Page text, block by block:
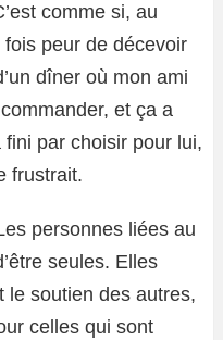
comme si, au
peur de décevoir
dîner où mon ami
et ça a
par choisir pour lui,
frustrait.
personnes liées au
seules. Elles
le soutien des autres,
celles qui sont